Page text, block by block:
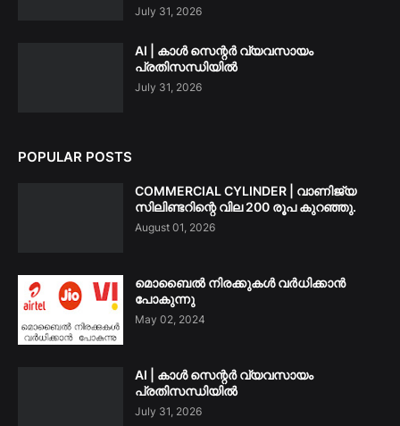
July 31, 2026
AI | കാൾ സെന്റർ വ്യവസായം
പ്രതിസന്ധിയിൽ
July 31, 2026
POPULAR POSTS
COMMERCIAL CYLINDER | വാണിജ്യ
സിലിണ്ടറിന്റെ വില 200 രൂപ കുറഞ്ഞു.
August 01, 2026
മൊബൈൽ നിരക്കുകൾ വർധിക്കാൻ
പോകുന്നു
May 02, 2024
AI | കാൾ സെന്റർ വ്യവസായം
പ്രതിസന്ധിയിൽ
July 31, 2026